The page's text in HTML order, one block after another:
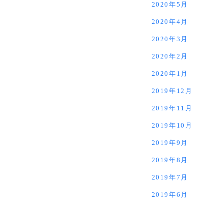
2020年5月
2020年4月
2020年3月
2020年2月
2020年1月
2019年12月
2019年11月
2019年10月
2019年9月
2019年8月
2019年7月
2019年6月